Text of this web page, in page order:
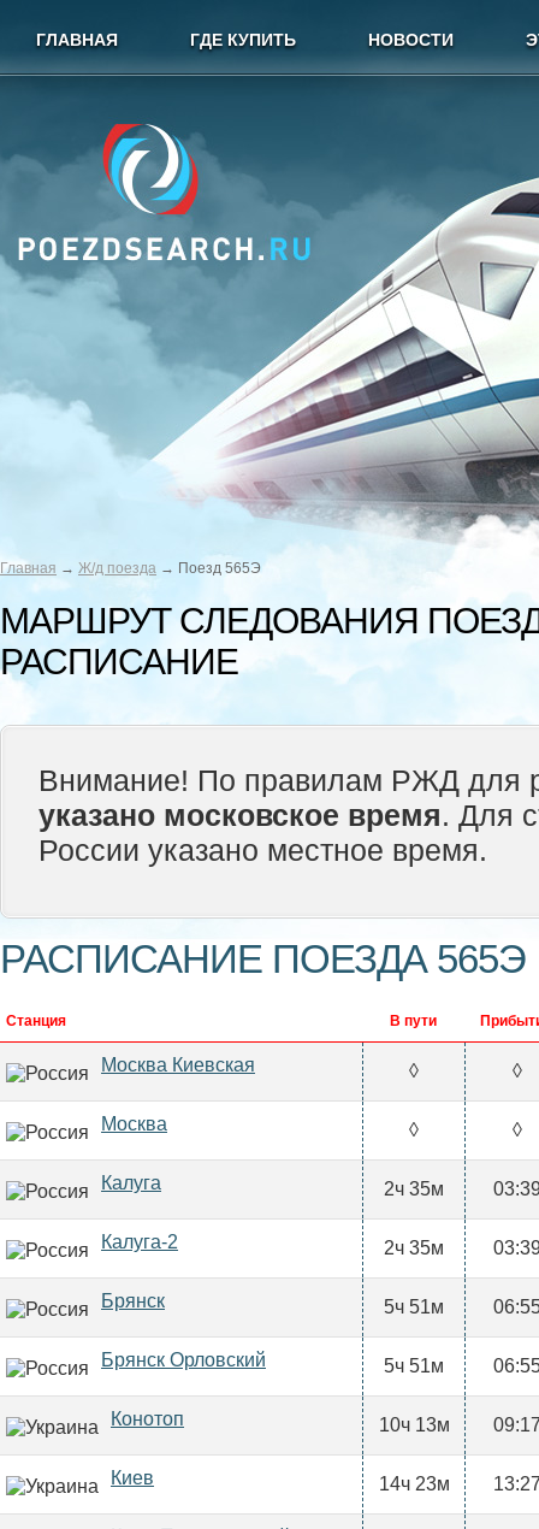
ГЛАВНАЯ ГДЕ КУПИТЬ НОВОСТИ
Главная → Ж/д поезда → Поезд 565Э
МАРШРУТ СЛЕДОВАНИЯ
РАСПИСАНИЕ
Внимание! По правилам РЖД для
указано московское время. Для
России указано местное время.
РАСПИСАНИЕ ПОЕЗДА 565Э
Станция В пути
Москва Киевская ◊ ◊
Москва ◊ ◊
Калуга 2ч 35м
Калуга-2 2ч 35м
Брянск 5ч 51м
Брянск Орловский 5ч 51м
Конотоп 10ч 13м
Киев 14ч 23м